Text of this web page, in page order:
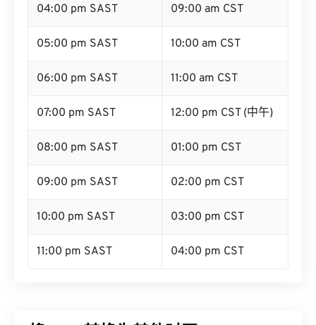
04:00 pm SAST 09:00 am CST
05:00 pm SAST 10:00 am CST
06:00 pm SAST 11:00 am CST
07:00 pm SAST 12:00 pm CST (中午)
08:00 pm SAST 01:00 pm CST
09:00 pm SAST 02:00 pm CST
10:00 pm SAST 03:00 pm CST
11:00 pm SAST 04:00 pm CST